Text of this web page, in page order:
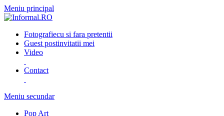
Meniu principal
Fotografiecu si fara pretentii
Guest postinvitatii mei
Video
Contact
Meniu secundar
Pop Art